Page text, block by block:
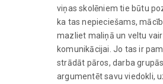
viņas skolēniem tie būtu
ka tas nepieciešams,
mazliet maliņā un veltu
komunikācijai. Jo tas ir
strādāt pāros, darba
argumentēt savu viedokli,